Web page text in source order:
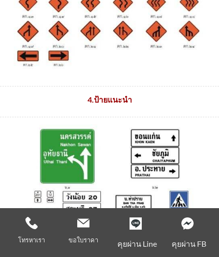
4.ป้ายแนะนำ
โทรหาเรา ขอใบราคา คุยผ่าน Line คุยผ่าน FB